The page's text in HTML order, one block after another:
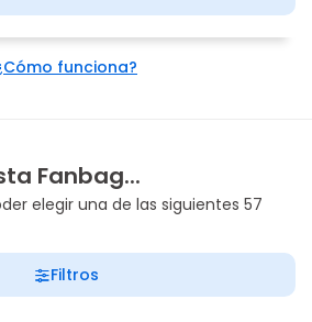
funciona?
Fanbag...
elegir una de las siguientes 57
Filtros